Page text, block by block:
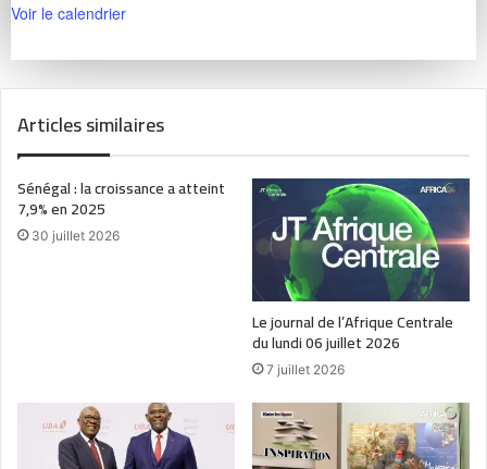
Voir le calendrier
Articles similaires
Sénégal : la croissance a atteint
7,9% en 2025
30 juillet 2026
Le journal de l’Afrique Centrale
du lundi 06 juillet 2026
7 juillet 2026